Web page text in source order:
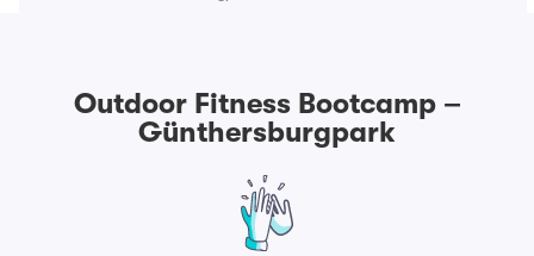
Outdoor Fitness Bootcamp –
Günthersburgpark